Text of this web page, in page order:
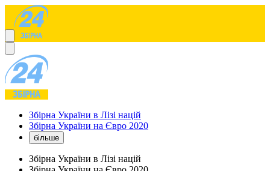
Збірна України в Лізі націй
Збірна України на Євро 2020
більше
Збірна України в Лізі націй